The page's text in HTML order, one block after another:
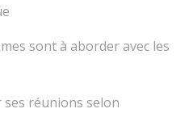
sont à aborder avec les
réunions selon